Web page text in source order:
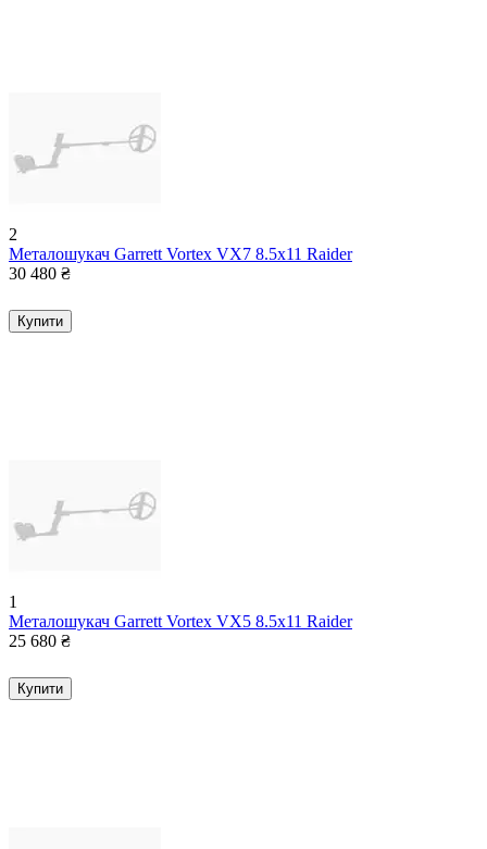
2
Металошукач Garrett Vortex VX7 8.5x11 Raider
30 480 ₴
Купити
1
Металошукач Garrett Vortex VX5 8.5x11 Raider
25 680 ₴
Купити